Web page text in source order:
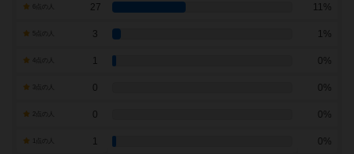
27 11%
3 1%
1 0%
0 0%
0 0%
1 0%